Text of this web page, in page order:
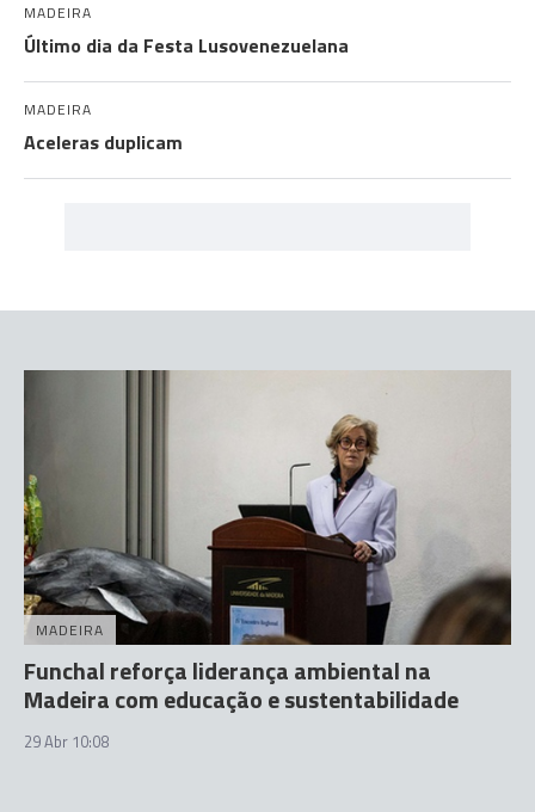
MADEIRA
Último dia da Festa Lusovenezuelana
MADEIRA
Aceleras duplicam
MADEIRA
Funchal reforça liderança ambiental na
Madeira com educação e sustentabilidade
29 Abr 10:08